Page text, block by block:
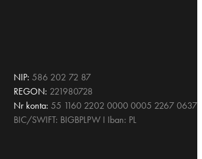
NIP: 586 202 72 87
REGON: 221980728
Nr konta: 55 1160 2202 0000 0005 2267 0637
BIC/SWIFT: BIGBPLPW I Iban: PL